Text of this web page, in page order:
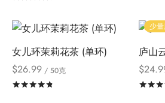
女儿环茉莉花茶 (单环)
$26.99 / 50克
少
庐山
$